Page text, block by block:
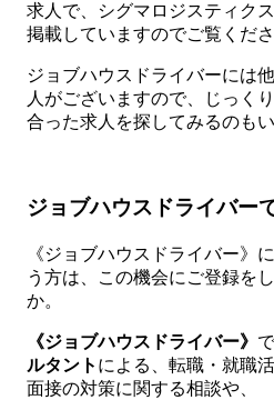
求人で、シグマロジスティク
掲載していますのでご覧くださ
ジョブハウスドライバーには
人がございますので、じっく
合った求人を探してみるのも
ジョブハウスドライバー
《ジョブハウスドライバー》
う方は、この機会にご登録を
か。
《ジョブハウスドライバー》
ルタント による、転職・就職
面接の対策に関する相談や、